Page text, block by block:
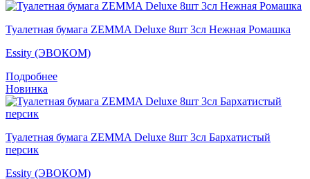
Туалетная бумага ZEMMA Deluxe 8шт 3сл Нежная Ромашка
Essity (ЭВОКОМ)
Подробнее
Новинка
Туалетная бумага ZEMMA Deluxe 8шт 3сл Бархатистый
персик
Essity (ЭВОКОМ)